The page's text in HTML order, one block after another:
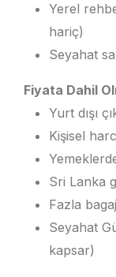
Yerel
hariç)
Seyahat
Fiyata Dahil
Yurt dışı
Kişisel
Sri Lanka
Fazla
Seyahat
kapsar)